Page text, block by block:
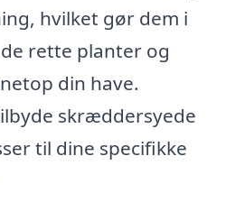
hvilket gør dem i
rette planter og
din have.
skræddersyede
til dine specifikke